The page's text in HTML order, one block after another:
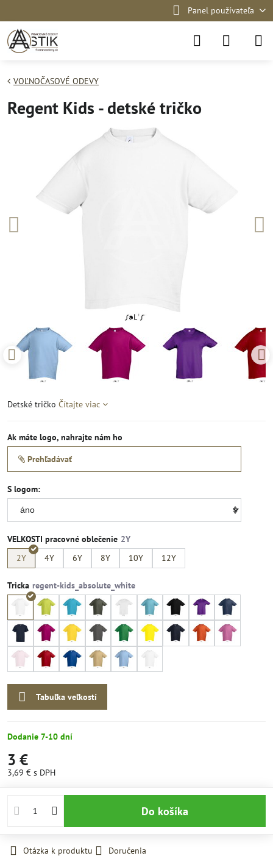
Panel používateľa
VOĽNOČASOVÉ ODEVY
Regent Kids - detské tričko
Detské tričko Čítajte viac
Ak máte logo, nahrajte nám ho
Prehľadávať
S logom:
VELKOSTI pracovné oblečenie
2Y
4Y 6Y 8Y 10Y 12Y
Tricka
Tabuľka veľkostí
Dodanie 7-10 dní
3 €
3,69 € s DPH
Do košíka
Otázka k produktu
Doručenia